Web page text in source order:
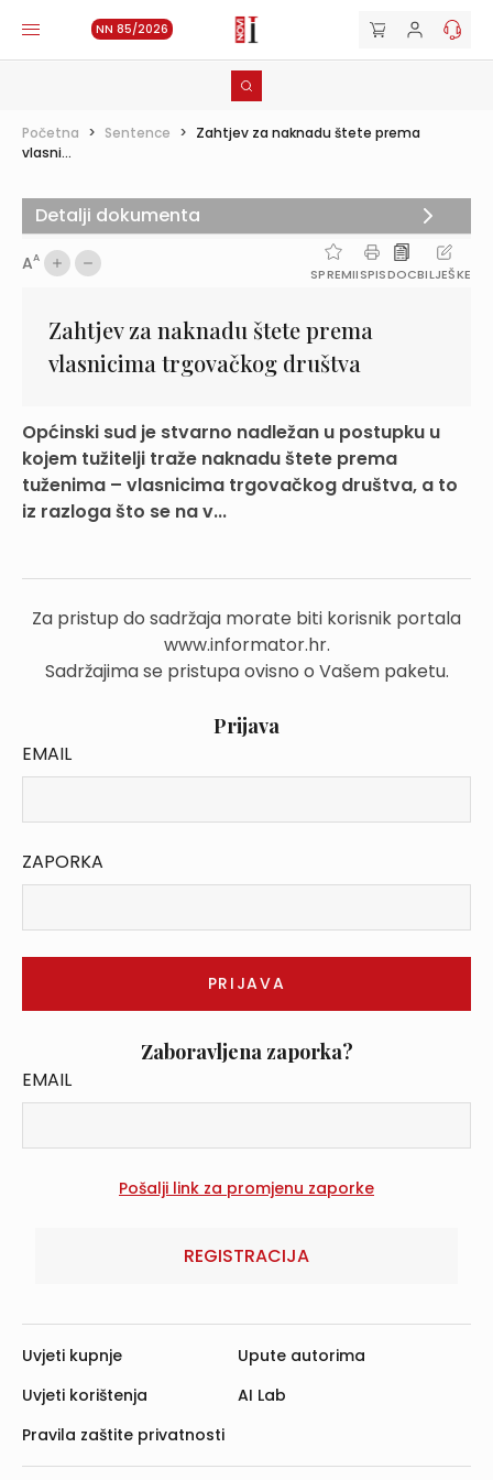
NN 85/2026
Početna > Sentence > Zahtjev za naknadu štete prema
vlasni...
AA
SPREMIISPISDOCBILJEŠKE
Zahtjev za naknadu štete prema
vlasnicima trgovačkog društva
Općinski sud je stvarno nadležan u postupku u
kojem tužitelji traže naknadu štete prema
tuženima – vlasnicima trgovačkog društva, a to
iz razloga što se na v...
Za pristup do sadržaja morate biti korisnik portala
www.informator.hr.
Sadržajima se pristupa ovisno o Vašem paketu.
Prijava
EMAIL
ZAPORKA
Zaboravljena zaporka?
EMAIL
REGISTRACIJA
Detalji dokumenta
Uvjeti kupnje
Uvjeti korištenja
Pravila zaštite privatnosti
Upute autorima
AI Lab